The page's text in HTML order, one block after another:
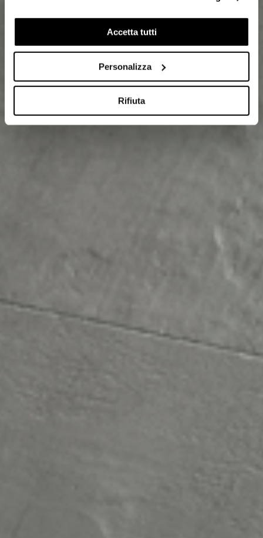
previo tuo consenso, per esaminare le tue abitudini di
navigazione e mostrarti quindi avvisi pubblicitari mirati, in
linea con le tue preferenze.
cookie di profilazione, selezionando uno dei bottoni sotto
riportati. Puoi avere maggiori dettagli visionando
l’Informativa estesa cookie. La chiusura del presente
banner comporterà il permanere dei soli cookie tecnici ed
analytics, per i quali non occorre il tuo consenso. Potrai
Accetta tutti
Personalizza
Rifiuta